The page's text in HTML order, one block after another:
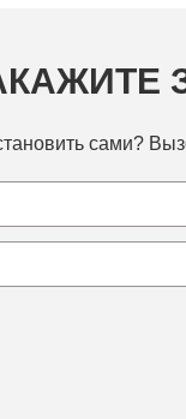
сами?